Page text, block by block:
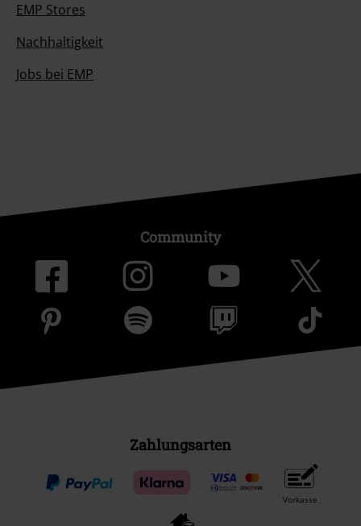
EMP Stores
Nachhaltigkeit
Jobs bei EMP
Community
Zahlungsarten
Vorkasse